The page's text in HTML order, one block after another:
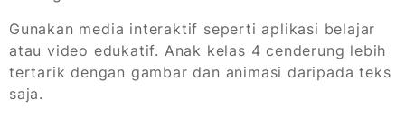
Gunakan media interaktif seperti aplikasi belajar
atau video edukatif. Anak kelas 4 cenderung lebih
tertarik dengan gambar dan animasi daripada teks
saja.